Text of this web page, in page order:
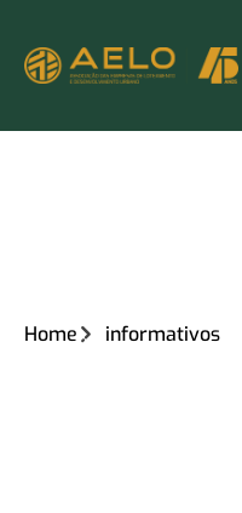
Home informativos